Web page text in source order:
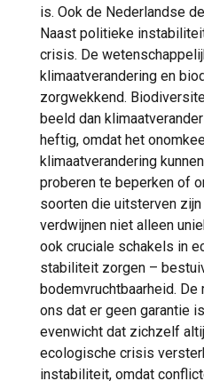
is. Ook de Nederlandse
Naast politieke
crisis. De
klimaatverandering en
zorgwekkend.
beeld dan
heftig, omdat het
klimaatverandering
proberen te beperken of
soorten die uitsterven
verdwijnen niet alleen
ook cruciale schakels in
stabiliteit zorgen –
bodemvruchtbaarheid.
ons dat er geen garantie
evenwicht dat zichzelf
ecologische crisis
instabiliteit, omdat